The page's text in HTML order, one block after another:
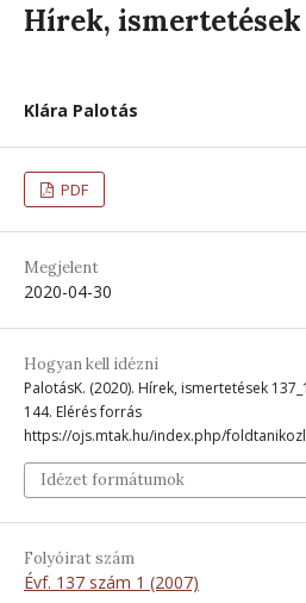
Hírek, ismertetések
Klára Palotás
PDF
Megjelent
2020-04-30
Hogyan kell idézni
PalotásK. (2020). Hírek, ismertetések
144. Elérés forrás
https://ojs.mtak.hu/index.php/
Idézet formátumok
Folyóirat szám
Évf. 137 szám 1 (2007)